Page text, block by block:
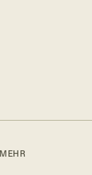
MEHR